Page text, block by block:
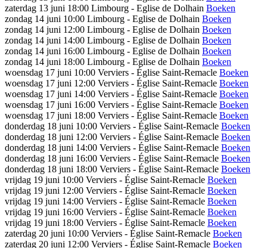
zaterdag 13 juni 18:00 Limbourg - Eglise de Dolhain Boeken
zondag 14 juni 10:00 Limbourg - Eglise de Dolhain Boeken
zondag 14 juni 12:00 Limbourg - Eglise de Dolhain Boeken
zondag 14 juni 14:00 Limbourg - Eglise de Dolhain Boeken
zondag 14 juni 16:00 Limbourg - Eglise de Dolhain Boeken
zondag 14 juni 18:00 Limbourg - Eglise de Dolhain Boeken
woensdag 17 juni 10:00 Verviers - Église Saint-Remacle Boeken
woensdag 17 juni 12:00 Verviers - Église Saint-Remacle Boeken
woensdag 17 juni 14:00 Verviers - Église Saint-Remacle Boeken
woensdag 17 juni 16:00 Verviers - Église Saint-Remacle Boeken
woensdag 17 juni 18:00 Verviers - Église Saint-Remacle Boeken
donderdag 18 juni 10:00 Verviers - Église Saint-Remacle Boeken
donderdag 18 juni 12:00 Verviers - Église Saint-Remacle Boeken
donderdag 18 juni 14:00 Verviers - Église Saint-Remacle Boeken
donderdag 18 juni 16:00 Verviers - Église Saint-Remacle Boeken
donderdag 18 juni 18:00 Verviers - Église Saint-Remacle Boeken
vrijdag 19 juni 10:00 Verviers - Église Saint-Remacle Boeken
vrijdag 19 juni 12:00 Verviers - Église Saint-Remacle Boeken
vrijdag 19 juni 14:00 Verviers - Église Saint-Remacle Boeken
vrijdag 19 juni 16:00 Verviers - Église Saint-Remacle Boeken
vrijdag 19 juni 18:00 Verviers - Église Saint-Remacle Boeken
zaterdag 20 juni 10:00 Verviers - Église Saint-Remacle Boeken
zaterdag 20 juni 12:00 Verviers - Église Saint-Remacle Boeken